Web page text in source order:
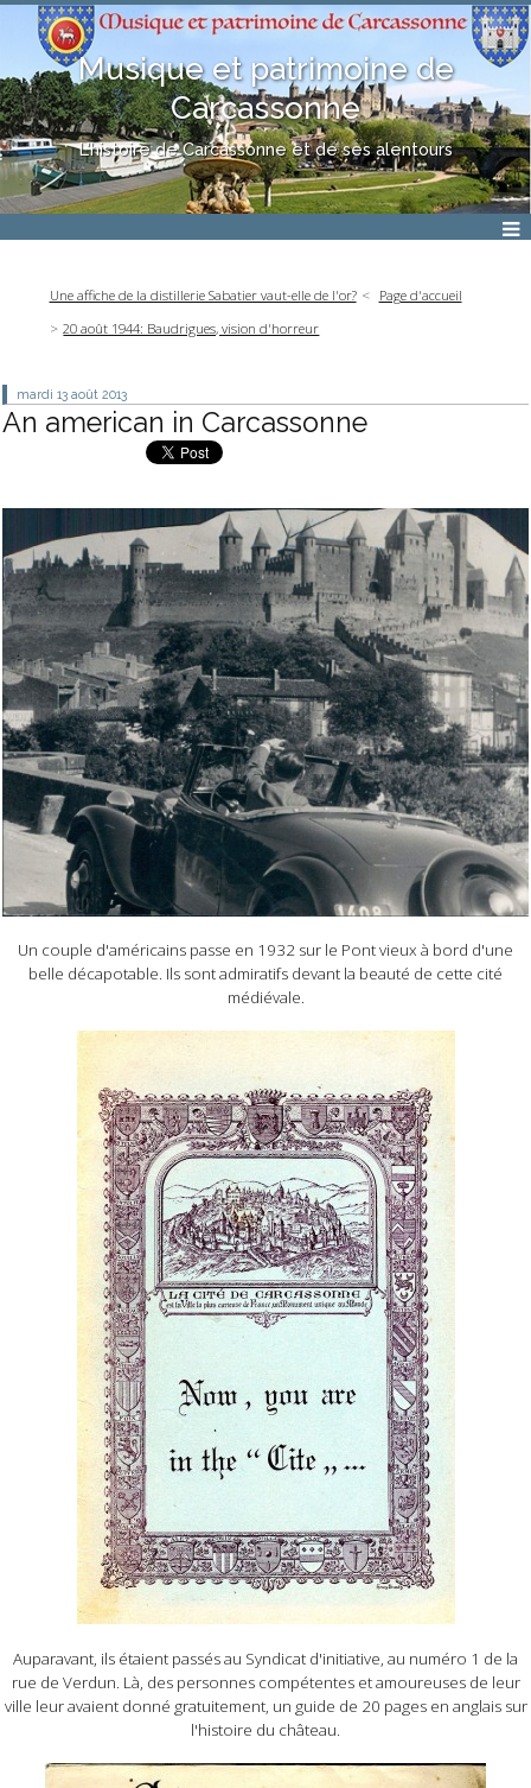
Musique et patrimoine de
Carcassonne
L'histoire de Carcassonne et de ses alentours
Une affiche de la distillerie Sabatier vaut-elle de l'or?
Page d'accueil
20 août 1944: Baudrigues, vision d'horreur
mardi 13 août 2013
An american in Carcassonne
Un couple d'américains passe en 1932 sur le Pont vieux à bord d'une
belle décapotable. Ils sont admiratifs devant la beauté de cette cité
médiévale.
Auparavant, ils étaient passés au Syndicat d'initiative, au numéro 1 de la
rue de Verdun. Là, des personnes compétentes et amoureuses de leur
ville leur avaient donné gratuitement, un guide de 20 pages en anglais sur
l'histoire du château.